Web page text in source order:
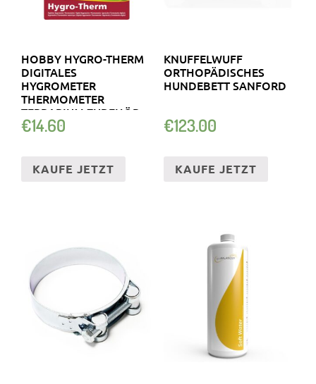
HOBBY HYGRO-THERM
DIGITALES
HYGROMETER
THERMOMETER
TERRARIUM ZUBEHÖR
TERRARISTIK
€14.60
KAUFE JETZT
KNUFFELWUFF
ORTHOPÄDISCHES
HUNDEBETT SANFORD
€123.00
KAUFE JETZT